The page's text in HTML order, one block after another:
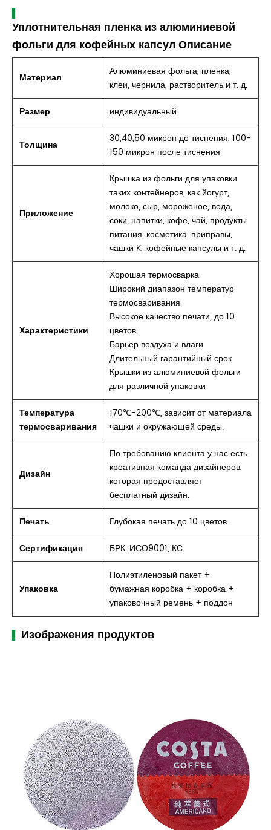
Уплотнительная пленка из алюминиевой
фольги для кофейных капсул Описание
Материал
Алюминиевая фольга, пленка,
клеи, чернила, растворитель и т. д.
Размер
индивидуальный
Толщина
30,40,50 микрон до тиснения, 100-
150 микрон после тиснения
Приложение
Крышка из фольги для упаковки
таких контейнеров, как йогурт,
молоко, сыр, мороженое, вода,
соки, напитки, кофе, чай, продукты
питания, косметика, приправы,
чашки K, кофейные капсулы и т. д.
Характеристики
Хорошая термосварка
Широкий диапазон температур
термосваривания.
Высокое качество печати, до 10
цветов.
Барьер воздуха и влаги
Длительный гарантийный срок
Крышки из алюминиевой фольги
для различной упаковки
Температура
термосваривания
170℃-200℃, зависит от материала
чашки и окружающей среды.
Дизайн
По требованию клиента у нас есть
креативная команда дизайнеров,
которая предоставляет
бесплатный дизайн.
Печать
Глубокая печать до 10 цветов.
Сертификация
БРК, ИСО9001, КС
Упаковка
Полиэтиленовый пакет +
бумажная коробка + коробка +
упаковочный ремень + поддон
Изображения продуктов